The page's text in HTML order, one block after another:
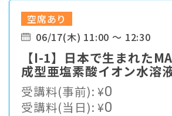
空席あり
06/17(木) 11:00 ～ 12:30
【I-1】⽇本で⽣まれた
成型亜塩素酸イオン⽔溶
対策
受講料(事前):¥0
受講料(当日):¥0